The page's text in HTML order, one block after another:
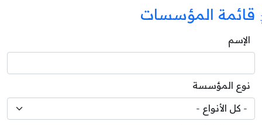
قائمة المؤسسات
الإسم
نوع المؤسسة